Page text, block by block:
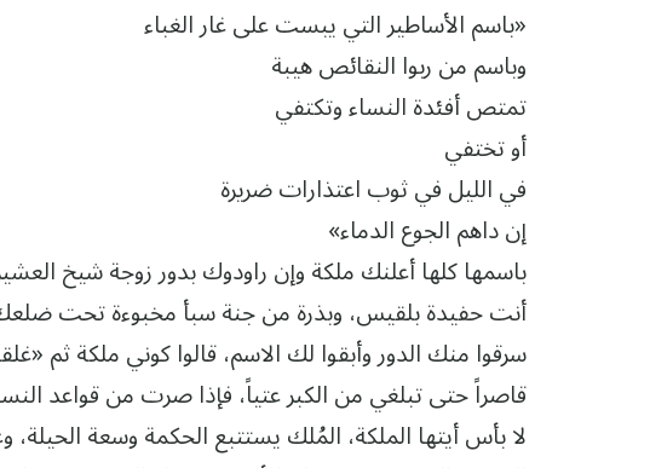
«باسم الأساطير التي يبست على غار الغباء
وباسم من ربوا النقائص هيبة
تمتص أفئدة النساء وتكتفي
أو تختفي
في الليل في ثوب اعتذارات ضريرة
إن داهم الجوع الدماء»
باسمها كلها أعلنك ملكة وإن راودوك بدور زوجة شيخ
أنت حفيدة بلقيس، وبذرة من جنة سبأ مخبوءة تحت
سرقوا منك الدور وأبقوا لك الاسم، قالوا كوني ملكة ثم
قاصراً حتى تبلغي من الكبر عتياً، فإذا صرت من قواعد
لا بأس أيتها الملكة، المُلك يستتبع الحكمة وسعة